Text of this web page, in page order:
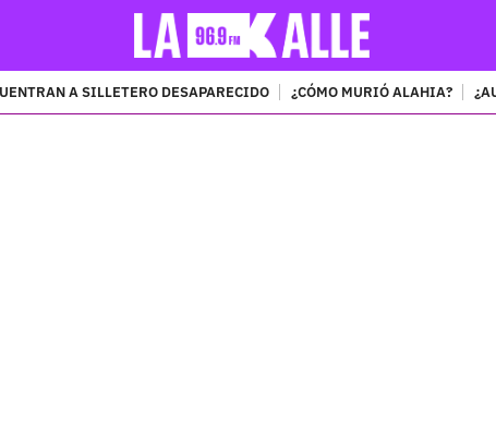
A SILLETERO DESAPARECIDO ¿CÓMO MURIÓ ALAHIA?